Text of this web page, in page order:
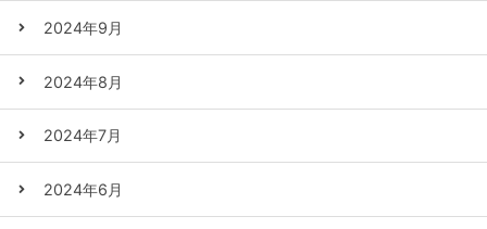
2024年9月
2024年8月
2024年7月
2024年6月